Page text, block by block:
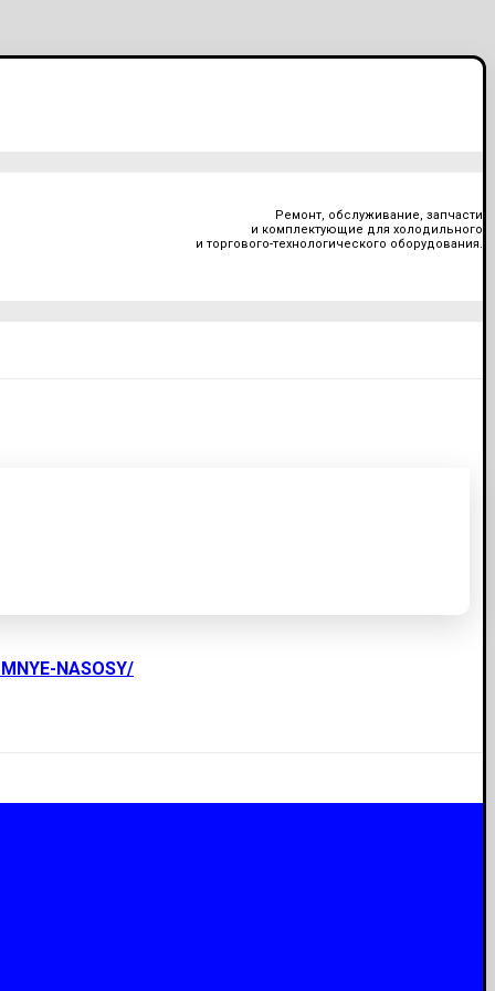
Ремонт, обслуживание, запчасти
и комплектующие для холодильного
и торгового-технологического оборудования.
NASOSY/